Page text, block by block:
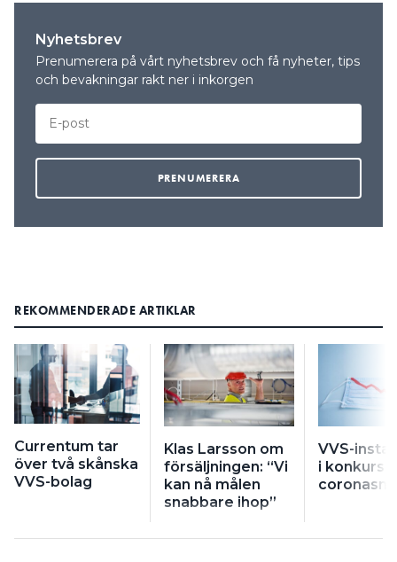
Nyhetsbrev
Prenumerera på vårt nyhetsbrev och få nyheter, tips
och bevakningar rakt ner i inkorgen
REKOMMENDERADE ARTIKLAR
Currentum tar
över två skånska
VVS-bolag
Klas Larsson om
försäljningen: “Vi
kan nå målen
snabbare ihop”
VVS-
i konkurs